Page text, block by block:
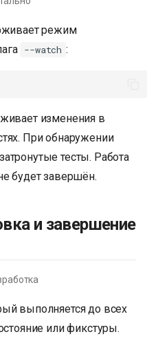
режим
--watch :
изменения в
При обнаружении
тесты. Работа
будет завершён.
и завершение
выполняется до всех
или фикстуры.